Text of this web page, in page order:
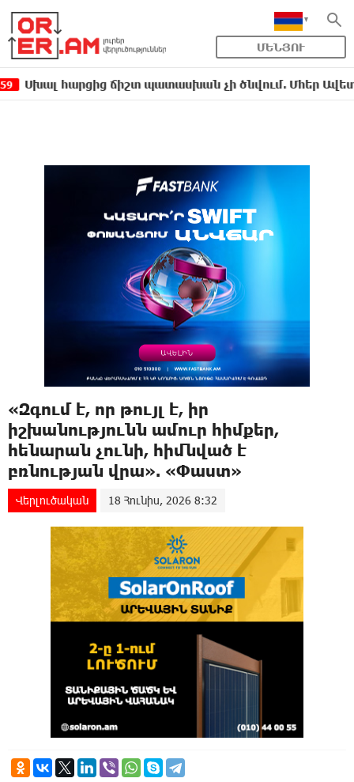
ՄԵՆՅՈՒ
ճիշտ պատասխան չի ծնվում. Մհեր Ավետիսյան
«Զգում է, որ թույլ է, իր
իշխանությունն ամուր հիմքեր,
հենարան չունի, հիմնված է
բռնության վրա». «Փաստ»
Վերլուծական 18 Հունիս, 2026 8:32